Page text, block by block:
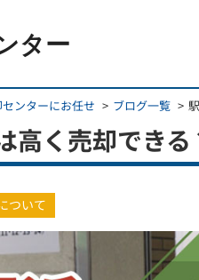
ター
ンターにお任せ ブログ一覧
高く売却でき
ついて